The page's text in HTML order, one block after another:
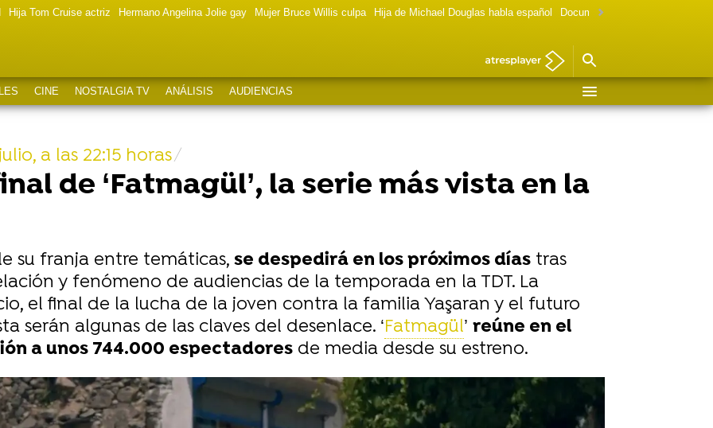
Hija Tom Cruise actriz Hermano Angelina Jolie gay Mujer Bruce Willis culpa Hija de Michael Douglas habla español Documental Las chicas Gilmore
CINE NOSTALGIA TV ANÁLISIS AUDIENCIAS
a las 22:15 horas
de ‘Fatmagül’, la serie más vista en la
su franja entre temáticas, se despedirá en los próximos días tras
y fenómeno de audiencias de la temporada en la TDT. La
el final de la lucha de la joven contra la familia Yaşaran y el futuro
serán algunas de las claves del desenlace. ‘Fatmagül’ reúne en el
a unos 744.000 espectadores de media desde su estreno.